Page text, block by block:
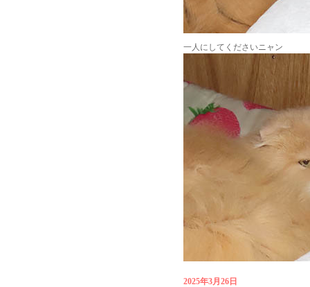
一人にしてくださいニャン
2025年3月26日